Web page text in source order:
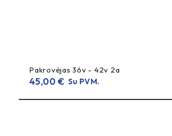
Kaip pasirinkti tinkamą krovimo jungtį?
Pakrovėjas 36v - 42v 2a
45,00€ Su PVM.